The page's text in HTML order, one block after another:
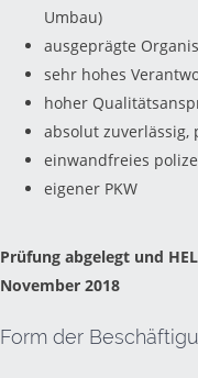
Umbau)
ausgeprägte
sehr hohes
hoher
absolut
einwandfreies
eigener PKW
Prüfung abgelegt und
November 2018
Form der